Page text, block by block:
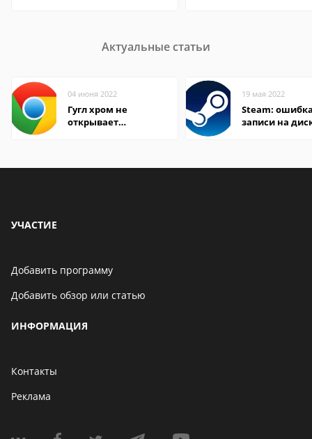
Актуальные статьи
04 июня 2022
Гугл хром не
открывает
19 мая 2022
Steam:
записи на
УЧАСТИЕ
Добавить программу
Добавить обзор или статью
ИНФОРМАЦИЯ
Контакты
Реклама